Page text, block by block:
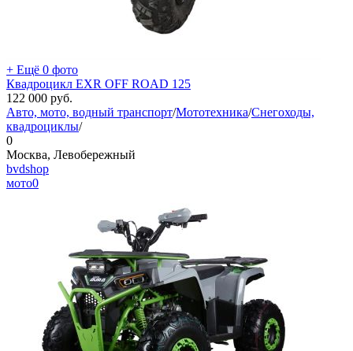
+ Ещё 0 фото
Квадроцикл EXR OFF ROAD 125
122 000 руб.
Авто, мото, водный транспорт/Мототехника/Снегоходы,
квадроциклы/
0
Москва, Левобережный
bvdshop
мото0